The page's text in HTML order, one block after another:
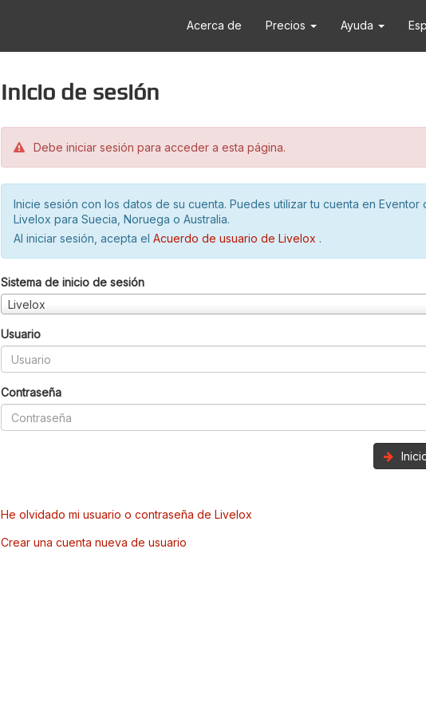
Acerca de Precios Ayuda
Inicio de sesión
Debe iniciar sesión para acceder a esta página.
Inicie sesión con los datos de su cuenta. Puedes utilizar tu cuenta en Eventor
Livelox para Suecia, Noruega o Australia.
Al iniciar sesión, acepta el Acuerdo de usuario de Livelox .
Sistema de inicio de sesión
Livelox
Usuario
Contraseña
He olvidado mi usuario o contraseña de Livelox
Crear una cuenta nueva de usuario